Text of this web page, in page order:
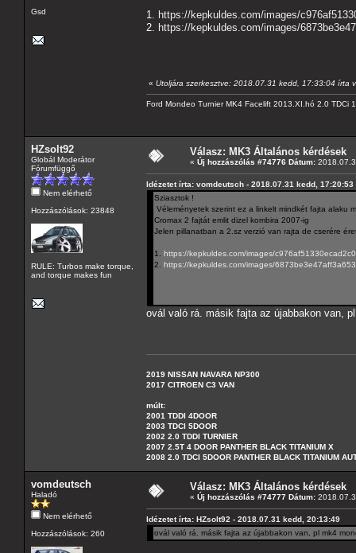
Gsd 1.
https://kepkuldes.com/images/
2.
https://kepkuldes.com/images/
« Utoljára szerkesztve: 2018.07.31 kedd, 17:33:04 írta
Ford Mondeo Turnier MK4 Facelift 2013.XI.hó 2.0 TDCi
HZsolt92
Globál Moderátor
Fórumfüggő
Nem elérhető
Hozzászólások: 23848
RULE: Turbos make torque,
and torque makes fun
Válasz: MK3 Általános kérdések
« Új hozzászólás #74776 Dátum:
Idézetet írta: vomdeutsch - 2018.07.31 kedd, 17:20:53
Sziasztok !
Véleményetek szerint ez a linkelt mindkét fajta alaku
Cromax 2 fajtát emlit dizel kombira 2007-ig
Jelen pillanatban a 2.sz verzió van rajta de cserére
1. https://kepkuldes.com/images/
2. https://kepkuldes.com/images/
ovál való rá. másik fajta az újabbakon van,
2019 NISSAN NAVARA NP300
2017 CITROEN C3 VAN
múlt:
2001 TDDI 4DOOR
2003 TDCI 5DOOR
2002 2.0 TDDI TURNIER
2007 2.5T 4 DOOR PANTHER BLACK TITANIUM X
2008 2.0 TDCI 5DOOR PANTHER BLACK TITANIUM
vomdeutsch
Haladó
Nem elérhető
Hozzászólások: 260
Válasz: MK3 Általános kérdések
« Új hozzászólás #74777 Dátum:
Idézetet írta: HZsolt92 - 2018.07.31 kedd, 20:13:49
ovál való rá. másik fajta az újabbakon van, pl mk4